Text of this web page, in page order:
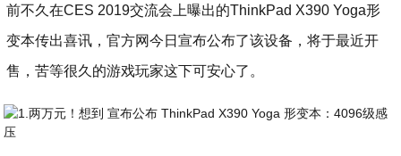
前不久在CES 2019交流会上曝出的ThinkPad X390 Yoga形
变本传出喜讯，官方网今日宣布公布了该设备，将于最近开
售，苦等很久的游戏玩家这下可安心了。